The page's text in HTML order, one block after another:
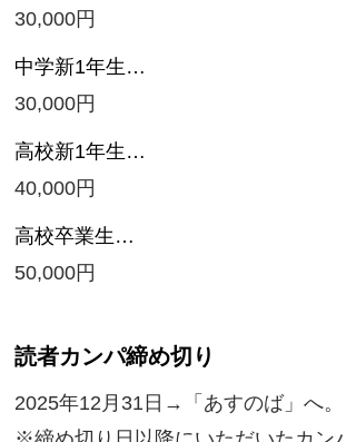
30,000円
中学新1年生…
30,000円
高校新1年生…
40,000円
高校卒業生…
50,000円
読者カンパ締め切り
2025年12月31日→「あすのば」へ。